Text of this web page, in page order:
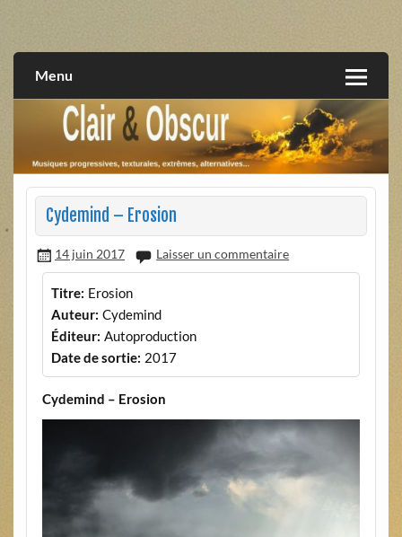
extrêmes, alternatives, texturales
Menu
Cydemind – Erosion
14 juin 2017 Laisser un commentaire
Titre: Erosion
Auteur: Cydemind
Éditeur: Autoproduction
Date de sortie: 2017
Cydemind – Erosion